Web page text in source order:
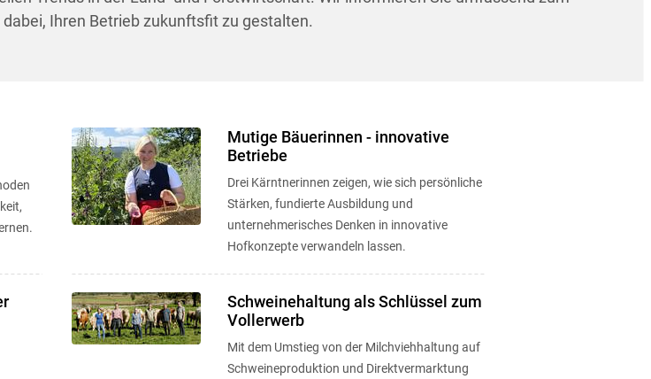
Ihren Betrieb zukunftsfit zu gestalten.
Mutige Bäuerinnen - innovative
Betriebe
Drei Kärntnerinnen zeigen, wie sich persönliche
Stärken, fundierte Ausbildung und
unternehmerisches Denken in innovative
Hofkonzepte verwandeln lassen.
Schweinehaltung als Schlüssel zum
Vollerwerb
Mit dem Umstieg von der Milchviehhaltung auf
Schweineproduktion und Direktvermarktung